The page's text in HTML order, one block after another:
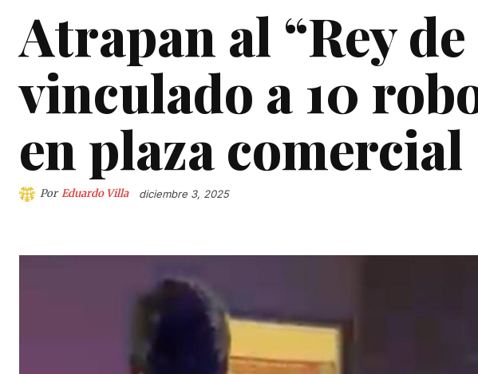
Atrapan al “Rey
vinculado a 10
en plaza comercial
Por Eduardo Villa diciembre 3, 2025